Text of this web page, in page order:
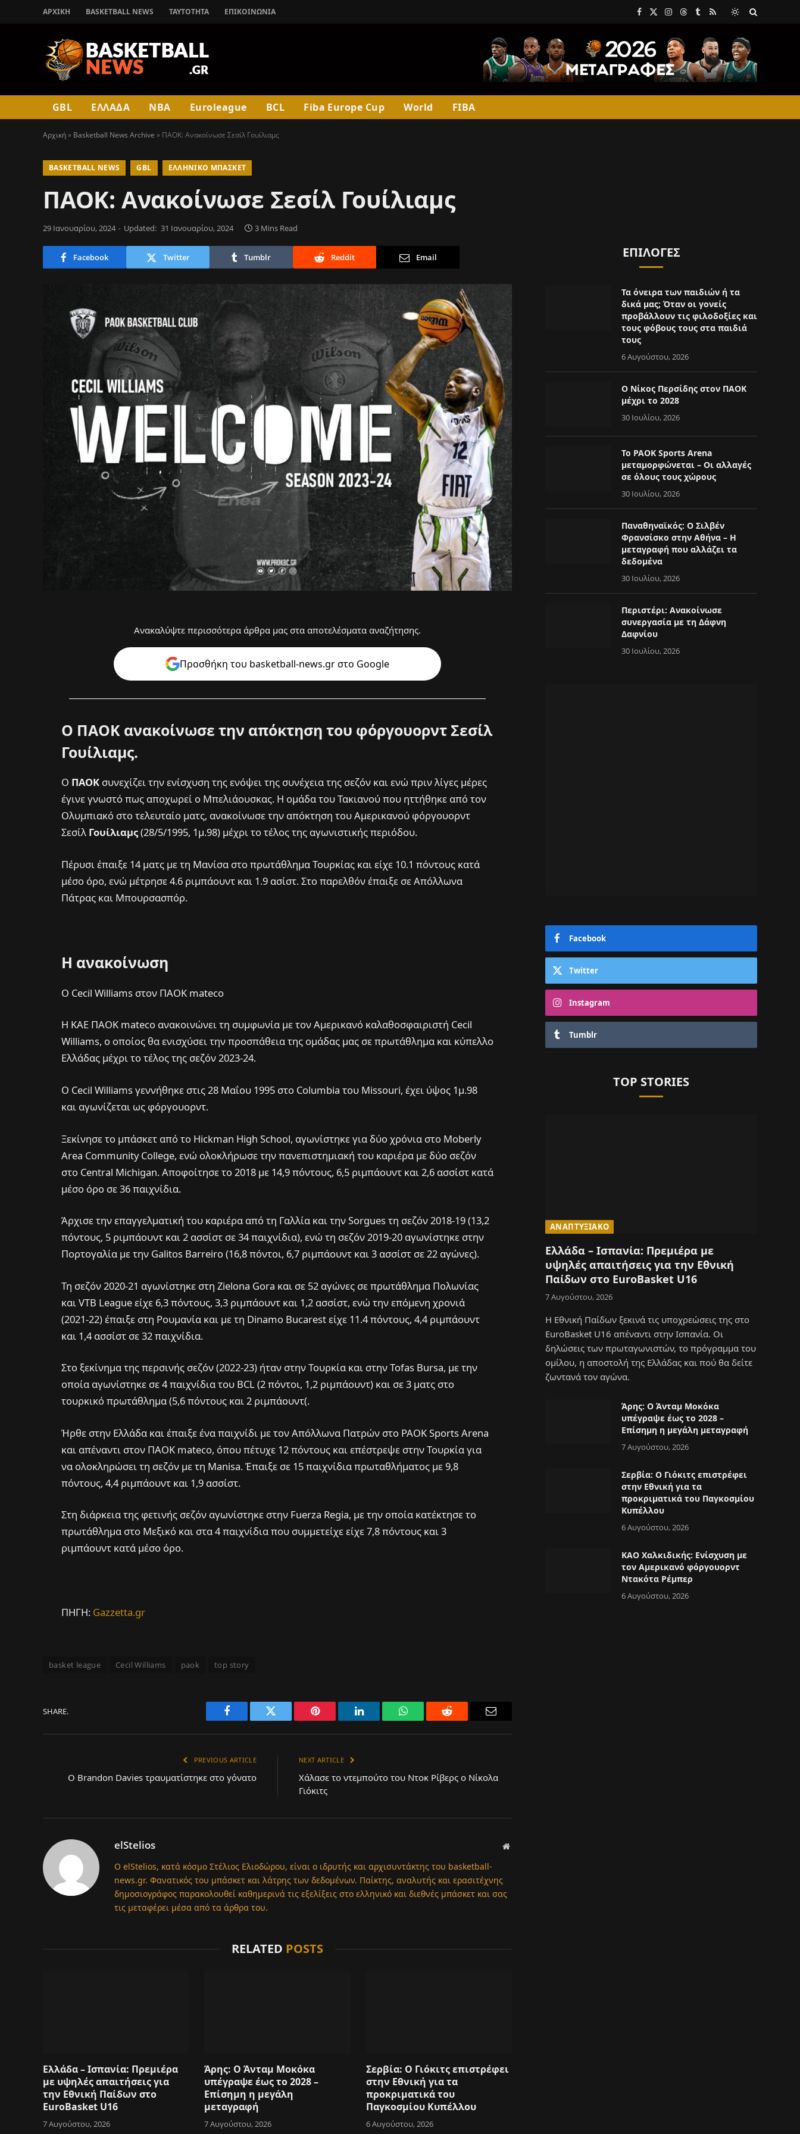
ΑΡΧΙΚΉ BASKETBALL NEWS ΤΑΥΤΟΤΗΤΑ ΕΠΙΚΟΙΝΩΝΊΑ Facebook
X
Instagram
Threads
Tumblr
RSS
GBL ΕΛΛΑΔΑ NBA Euroleague BCL Fiba Europe Cup World FIBA
Αρχική» Basketball News Archive » ΠΑΟΚ: Ανακοίνωσε Σεσίλ Γουίλιαμς
BASKETBALL NEWS GBL ΕΛΛΗΝΙΚΌ ΜΠΆΣΚΕΤ
ΠΑΟΚ: Ανακοίνωσε Σεσίλ Γουίλιαμς
29 Ιανουαρίου, 2024 Updated: 31 Ιανουαρίου, 2024 3 Mins Read
Facebook Twitter Tumblr Reddit Email
Ανακαλύψτε περισσότερα άρθρα μας στα αποτελέσματα αναζήτησης.
Προσθήκη του basketball-news.gr στo Google
Ο ΠΑΟΚ ανακοίνωσε την απόκτηση του φόργουορντ Σεσίλ
Γουίλιαμς.
Ο ΠΑΟΚ συνεχίζει την ενίσχυση της ενόψει της συνέχεια της σεζόν και ενώ πριν λίγες μέρες
έγινε γνωστό πως αποχωρεί ο Μπελιάουσκας. Η ομάδα του Τακιανού που ηττήθηκε από τον
Ολυμπιακό στο τελευταίο ματς, ανακοίνωσε την απόκτηση του Αμερικανού φόργουορντ
Σεσίλ Γουίλιαμς(28/5/1995, 1μ.98) μέχρι το τέλος της αγωνιστικής περιόδου.
Πέρυσι έπαιξε 14 ματς με τη Μανίσα στο πρωτάθλημα Τουρκίας και είχε 10.1 πόντους κατά
μέσο όρο, ενώ μέτρησε 4.6 ριμπάουντ και 1.9 ασίστ. Στο παρελθόν έπαιξε σε Απόλλωνα
Πάτρας και Μπουρσασπόρ.
Η ανακοίνωση
Ο Cecil Williams στον ΠΑΟΚ mateco
Η ΚΑΕ ΠΑΟΚ mateco ανακοινώνει τη συμφωνία με τον Αμερικανό καλαθοσφαιριστή Cecil
Williams, ο οποίος θα ενισχύσει την προσπάθεια της ομάδας μας σε πρωτάθλημα και κύπελλο
Ελλάδας μέχρι το τέλος της σεζόν 2023-24.
Ο Cecil Williams γεννήθηκε στις 28 Μαΐου 1995 στο Columbia του Missouri, έχει ύψος 1μ.98
και αγωνίζεται ως φόργουορντ.
Ξεκίνησε το μπάσκετ από το Hickman High School, αγωνίστηκε για δύο χρόνια στο Moberly
Area Community College, ενώ ολοκλήρωσε την πανεπιστημιακή του καριέρα με δύο σεζόν
στο Central Michigan. Αποφοίτησε το 2018 με 14,9 πόντους, 6,5 ριμπάουντ και 2,6 ασσίστ κατά
μέσο όρο σε 36 παιχνίδια.
Άρχισε την επαγγελματική του καριέρα από τη Γαλλία και την Sorgues τη σεζόν 2018-19 (13,2
πόντους, 5 ριμπάουντ και 2 ασσίστ σε 34 παιχνίδια), ενώ τη σεζόν 2019-20 αγωνίστηκε στην
Πορτογαλία με την Galitos Barreiro (16,8 πόντοι, 6,7 ριμπάουντ και 3 ασσίστ σε 22 αγώνες).
Τη σεζόν 2020-21 αγωνίστηκε στη Zielona Gora και σε 52 αγώνες σε πρωτάθλημα Πολωνίας
και VTB League είχε 6,3 πόντους, 3,3 ριμπάουντ και 1,2 ασσίστ, ενώ την επόμενη χρονιά
(2021-22) έπαιξε στη Ρουμανία και με τη Dinamo Bucarest είχε 11.4 πόντους, 4,4 ριμπάουντ
και 1,4 ασσίστ σε 32 παιχνίδια.
Στο ξεκίνημα της περσινής σεζόν (2022-23) ήταν στην Τουρκία και στην Tofas Bursa, με την
οποία αγωνίστηκε σε 4 παιχνίδια του BCL (2 πόντοι, 1,2 ριμπάουντ) και σε 3 ματς στο
τουρκικό πρωτάθλημα (5,6 πόντους και 2 ριμπάουντ(.
Ήρθε στην Ελλάδα και έπαιξε ένα παιχνίδι με τον Απόλλωνα Πατρών στο PAOK Sports Arena
και απέναντι στον ΠΑΟΚ mateco, όπου πέτυχε 12 πόντους και επέστρεψε στην Τουρκία για
να ολοκληρώσει τη σεζόν με τη Manisa. Έπαιξε σε 15 παιχνίδια πρωταθλήματος με 9,8
πόντους, 4,4 ριμπάουντ και 1,9 ασσίστ.
Στη διάρκεια της φετινής σεζόν αγωνίστηκε στην Fuerza Regia, με την οποία κατέκτησε το
πρωτάθλημα στο Μεξικό και στα 4 παιχνίδια που συμμετείχε είχε 7,8 πόντους και 3
ριμπάουντ κατά μέσο όρο.
ΠΗΓΗ: Gazzetta.gr
basket league Cecil Williams paok top story
SHARE.
Facebook Twitter Pinterest LinkedIn WhatsAppReddit
PREVIOUS ARTICLE
Ο Brandon Davies τραυματίστηκε στο γόνατο
NEXT ARTICLE
Χάλασε το ντεμπούτο του Ντοκ Ρίβερς ο Νίκολα
Γιόκιτς
elStelios Website
Ο elStelios, κατά κόσμο Στέλιος Ελιοδώρου, είναι ο ιδρυτής και αρχισυντάκτης του basketball-
news.gr. Φανατικός του μπάσκετ και λάτρης των δεδομένων. Παίκτης, αναλυτής και ερασιτέχνης
δημοσιογράφος παρακολουθεί καθημερινά τις εξελίξεις στο ελληνικό και διεθνές μπάσκετ και σας
τις μεταφέρει μέσα από τα άρθρα του.
RELATED POSTS
Ελλάδα – Ισπανία: Πρεμιέρα
με υψηλές απαιτήσεις για
την Εθνική Παίδων στο
EuroBasket U16
7 Αυγούστου, 2026
Άρης: Ο Άνταμ Μοκόκα
υπέγραψε έως το 2028 –
Επίσημη η μεγάλη
μεταγραφή
7 Αυγούστου, 2026
Σερβία: Ο Γιόκιτς επιστρέφει
στην Εθνική για τα
προκριματικά του
Παγκοσμίου Κυπέλλου
6 Αυγούστου, 2026
ΕΠΙΛΟΓΈΣ
Τα όνειρα των παιδιών ή τα
δικά μας; Όταν οι γονείς
προβάλλουν τις φιλοδοξίες και
τους φόβους τους στα παιδιά
τους
6 Αυγούστου, 2026
Ο Νίκος Περσίδης στον ΠΑΟΚ
μέχρι το 2028
30 Ιουλίου, 2026
Το PAOK Sports Arena
μεταμορφώνεται – Οι αλλαγές
σε όλους τους χώρους
30 Ιουλίου, 2026
Παναθηναϊκός: Ο Σιλβέν
Φρανσίσκο στην Αθήνα – Η
μεταγραφή που αλλάζει τα
δεδομένα
30 Ιουλίου, 2026
Περιστέρι: Ανακοίνωσε
συνεργασία με τη Δάφνη
Δαφνίου
30 Ιουλίου, 2026
Facebook
Twitter
Instagram
Tumblr
TOP STORIES
ΑΝΑΠΤΥΞΙΑΚΌ
Ελλάδα – Ισπανία: Πρεμιέρα με
υψηλές απαιτήσεις για την Εθνική
Παίδων στο EuroBasket U16
7 Αυγούστου, 2026
Η Εθνική Παίδων ξεκινά τις υποχρεώσεις της στο
EuroBasket U16 απέναντι στην Ισπανία. Οι
δηλώσεις των πρωταγωνιστών, το πρόγραμμα του
ομίλου, η αποστολή της Ελλάδας και πού θα δείτε
ζωντανά τον αγώνα.
Άρης: Ο Άνταμ Μοκόκα
υπέγραψε έως το 2028 –
Επίσημη η μεγάλη μεταγραφή
7 Αυγούστου, 2026
Σερβία: Ο Γιόκιτς επιστρέφει
στην Εθνική για τα
προκριματικά του Παγκοσμίου
Κυπέλλου
6 Αυγούστου, 2026
ΚΑΟ Χαλκιδικής: Ενίσχυση με
τον Αμερικανό φόργουορντ
Ντακότα Ρέμπερ
6 Αυγούστου, 2026